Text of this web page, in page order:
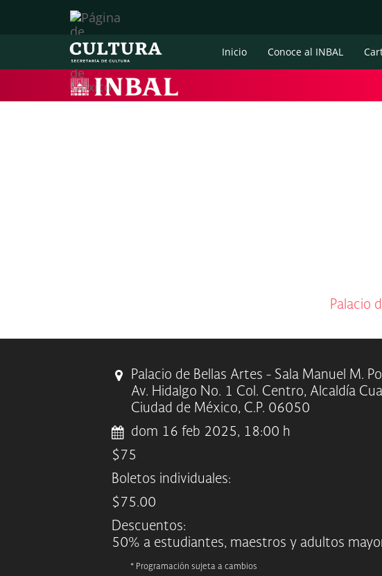
Inicio Conoce al INBAL
Palacio
Palacio de Bellas Artes - Sala Manuel M.
Av. Hidalgo No. 1 Col. Centro, Alcaldía
Ciudad de México, C.P. 06050
dom 16 feb 2025, 18:00 h
$75
Boletos individuales:
$75.00
Descuentos:
50% a estudiantes, maestros y adultos
* Programación sujeta a cambios